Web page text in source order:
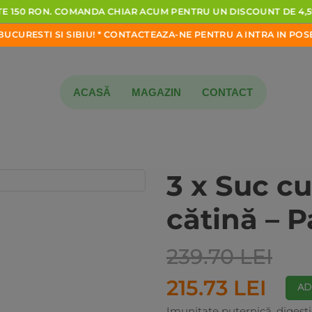
150RON.COMANDACHIARACUMPENTRUUNDISCOUNTDE
SISIBIU!*CONTACTEAZA-NEPENTRUAINTRAIN
ACASĂ MAGAZIN CONTACT
3 x Suc
cătină –
239.70 LEI
215.73 LEI